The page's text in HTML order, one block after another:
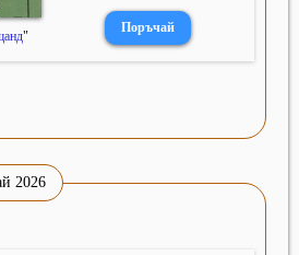
"
2026